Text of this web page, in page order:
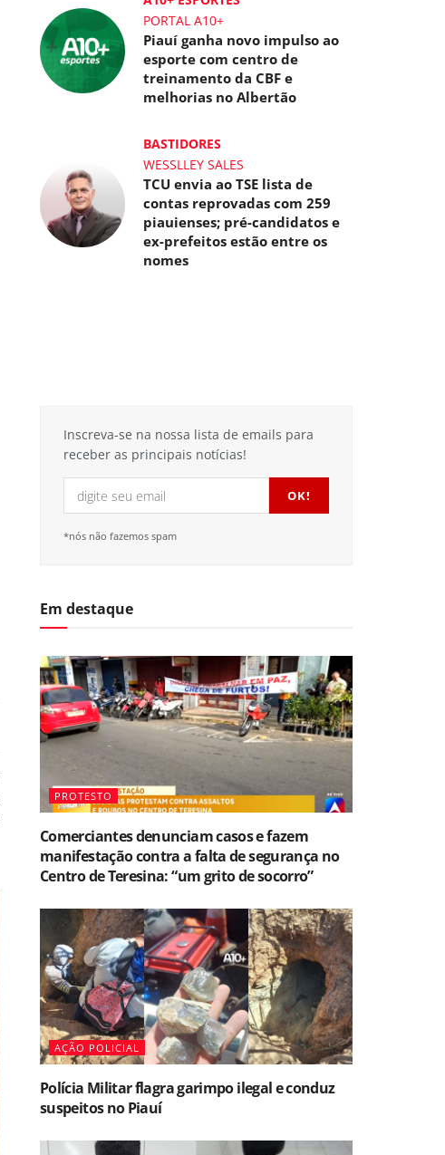
PORTAL A10+
Piauí ganha novo impulso ao
esporte com centro de
treinamento da CBF e
melhorias no Albertão
BASTIDORES
WESSLLEY SALES
TCU envia ao TSE lista de
contas reprovadas com 259
piauienses; pré-candidatos e
ex-prefeitos estão entre os
nomes
Inscreva-se na nossa lista de emails para
receber as principais notícias!
*nós não fazemos spam
Em destaque
PROTESTO
Comerciantes denunciam casos e fazem
manifestação contra a falta de segurança no
Centro de Teresina: “um grito de socorro”
AÇÃO POLICIAL
Polícia Militar flagra garimpo ilegal e conduz
suspeitos no Piauí